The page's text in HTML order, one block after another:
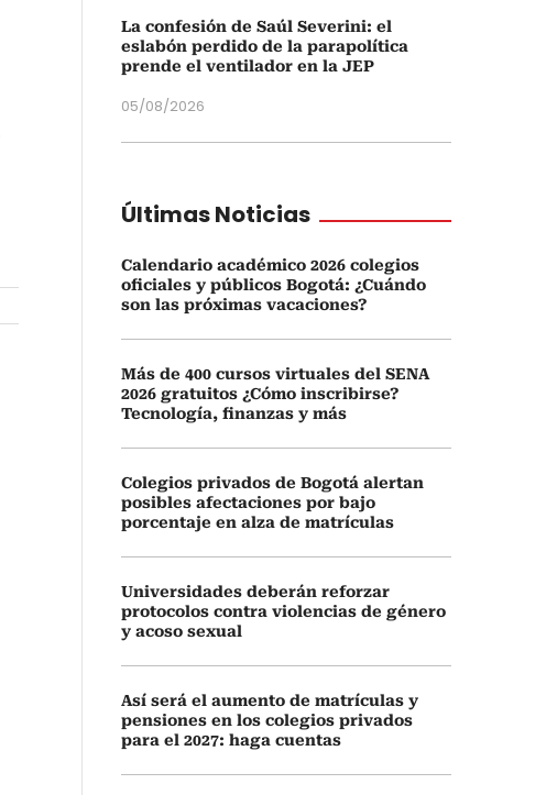
La confesión de Saúl Severini: el
eslabón perdido de la parapolítica
prende el ventilador en la JEP
05/08/2026
Últimas Noticias
Calendario académico 2026 colegios
oficiales y públicos Bogotá: ¿Cuándo
son las próximas vacaciones?
Más de 400 cursos virtuales del SENA
2026 gratuitos ¿Cómo inscribirse?
Tecnología, finanzas y más
Colegios privados de Bogotá alertan
posibles afectaciones por bajo
porcentaje en alza de matrículas
Universidades deberán reforzar
protocolos contra violencias de género
y acoso sexual
Así será el aumento de matrículas y
pensiones en los colegios privados
para el 2027: haga cuentas